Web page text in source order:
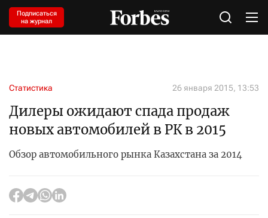
Подписаться
на журнал
Статистика 26 января 2015, 13:53
Дилеры ожидают спада продаж
новых автомобилей в РК в 2015
Обзор автомобильного рынка Казахстана за 2014